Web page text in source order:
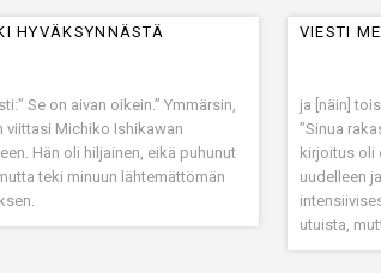
HYVÄKSYNNÄSTÄ
Se on aivan oikein.” Ymmärsin,
viittasi Michiko Ishikawan
Hän oli hiljainen, eikä puhunut
teki minuun lähtemättömän
VIESTI
ja [näin]
”Sinua
kirjoitus oli
uudelleen
utuista,